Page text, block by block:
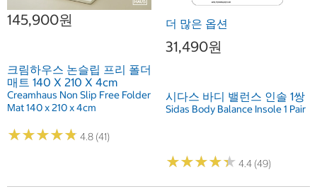
145,900원
크림하우스 논슬립 프리 폴더
매트 140 X 210 X 4cm
Creamhaus Non Slip Free Folder
Mat 140 x 210 x 4cm
★★★★★
★★★★★ 4.8 (41)
더 많은 옵션
31,490원
시다스 바디 밸런스 인솔 1쌍
Sidas Body Balance Insole 1 Pair
★★★★★
★★★★★ 4.4 (49)